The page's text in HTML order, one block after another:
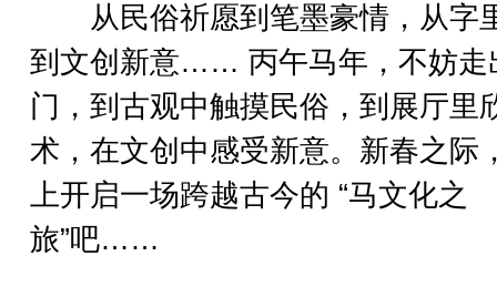
从民俗祈愿到笔墨豪情，从字
到文创新意…… 丙午马年，不妨走
门，到古观中触摸民俗，到展厅里
术，在文创中感受新意。新春之际
上开启一场跨越古今的 “马文化之
旅”吧……